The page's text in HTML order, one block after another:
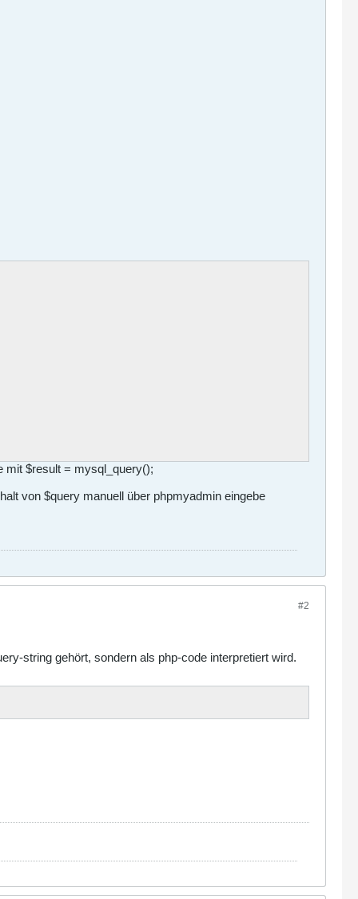
mit $result = mysql_query();
von $query manuell über phpmyadmin eingebe
#2
string gehört, sondern als php-code interpretiert wird.